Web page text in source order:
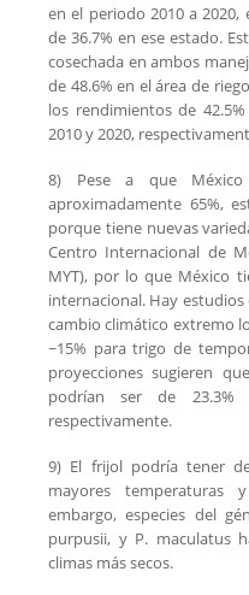
en el periodo 2010 a
de 36.7% en ese estado.
cosechada en ambos
de 48.6% en el área de
los rendimientos de
2010 y 2020,
8) Pese a que
aproximadamente 65%,
porque tiene nuevas
Centro Internacional de
MYT), por lo que México
internacional. Hay
cambio climático extremo
~15% para trigo de
proyecciones sugieren
podrían ser de
respectivamente.
9) El frijol podría tener
mayores temperaturas
embargo, especies del
purpusii, y P. maculatus
climas más secos.